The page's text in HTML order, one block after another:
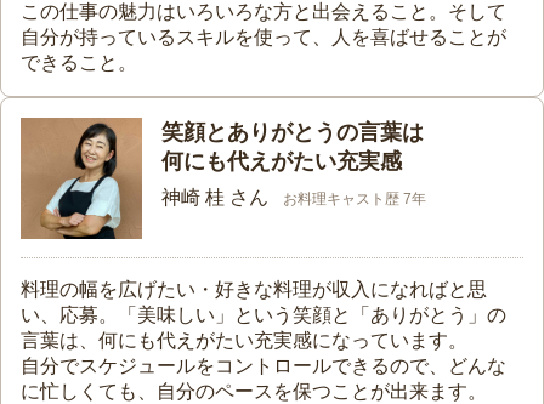
この仕事の魅力はいろいろな方と出会えること。そして
自分が持っているスキルを使って、人を喜ばせることが
できること。
笑顔とありがとうの言葉は
何にも代えがたい充実感
神崎 桂 さん お料理キャスト歴 7年
料理の幅を広げたい・好きな料理が収入になればと思
い、応募。「美味しい」という笑顔と「ありがとう」の
言葉は、何にも代えがたい充実感になっています。
自分でスケジュールをコントロールできるので、どんな
に忙しくても、自分のペースを保つことが出来ます。